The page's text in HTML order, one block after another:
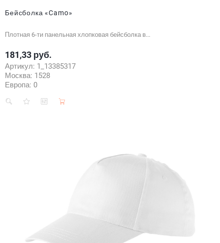
Бейсболка «Camo»
Плотная 6-ти панельная хлопковая бейсболка в...
Цена
181,33 руб.
Артикул: 1_13385317
Москва: 1528
Европа: 0